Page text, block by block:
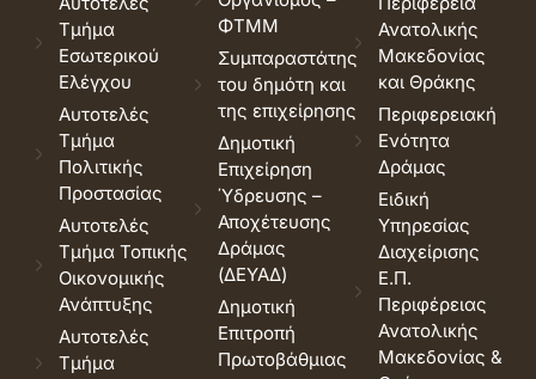
Τμήμα
Εσωτερικού
Ελέγχου
Αυτοτελές
Τμήμα
Πολιτικής
Προστασίας
Αυτοτελές
Τμήμα Τοπικής
Οικονομικής
Ανάπτυξης
Αυτοτελές
Τμήμα
ΦΤΜΜ
Συμπαραστάτης
του δημότη και
της επιχείρησης
Δημοτική
Επιχείρηση
Ύδρευσης –
Αποχέτευσης
Δράμας
(ΔΕΥΑΔ)
Δημοτική
Επιτροπή
Πρωτοβάθμιας
Ανατολικής
Μακεδονίας
και Θράκης
Περιφερειακή
Ενότητα
Δράμας
Ειδική
Υπηρεσίας
Διαχείρισης
Ε.Π.
Περιφέρειας
Ανατολικής
Μακεδονίας &